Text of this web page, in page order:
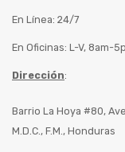
En Línea: 24/7
En Oficinas: L-V, 8am-
Dirección:
Barrio La Hoya #80,
M.D.C., F.M., Honduras